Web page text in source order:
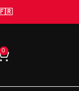
🇫🇷
0